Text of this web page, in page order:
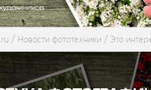
Новости фототехники Это